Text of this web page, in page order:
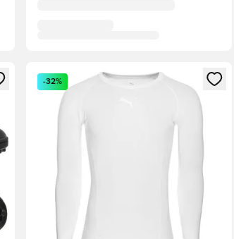
dig som medlem
Åbner en Modal til at logge ind eller
-32%